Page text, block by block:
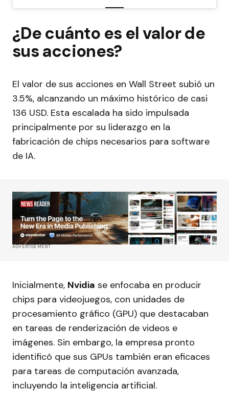
¿De cuánto es el valor de
sus acciones?
El valor de sus acciones en Wall Street subió un
3.5%, alcanzando un máximo histórico de casi
136 USD. Esta escalada ha sido impulsada
principalmente por su liderazgo en la
fabricación de chips necesarios para software
de IA.
ADVERTISEMENT
Inicialmente, Nvidia se enfocaba en producir
chips para videojuegos, con unidades de
procesamiento gráfico (GPU) que destacaban
en tareas de renderización de videos e
imágenes. Sin embargo, la empresa pronto
identificó que sus GPUs también eran eficaces
para tareas de computación avanzada,
incluyendo la inteligencia artificial.